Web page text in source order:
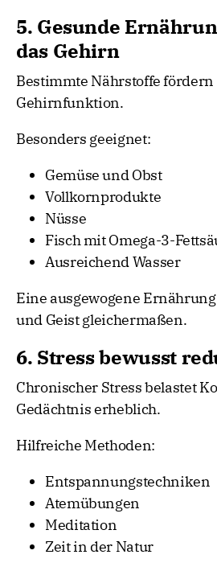
5. Gesunde
das Gehirn
Bestimmte Nährstoffe
Gehirnfunktion.
Besonders geeignet:
Gemüse und Obst
Vollkornprodukte
Nüsse
Fisch mit Omega-3-
Ausreichend Wasser
Eine ausgewogene
und Geist gleichermaßen.
6. Stress bewusst
Chronischer Stress belastet
Gedächtnis erheblich.
Hilfreiche Methoden:
Entspannungstechniken
Atemübungen
Meditation
Zeit in der Natur